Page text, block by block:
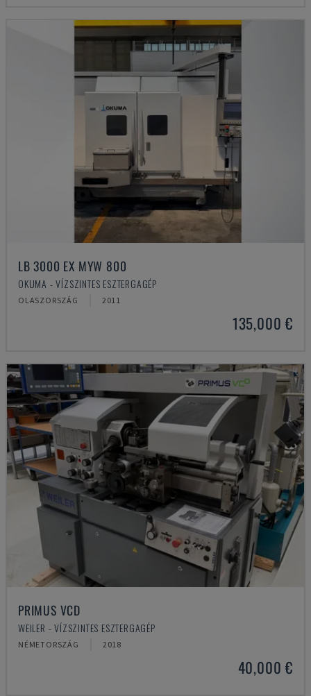
LB 3000 EX MYW 800
OKUMA - VÍZSZINTES ESZTERGAGÉP
OLASZORSZÁG 2011
135,000 €
PRIMUS VCD
WEILER - VÍZSZINTES ESZTERGAGÉP
NÉMETORSZÁG 2018
40,000 €